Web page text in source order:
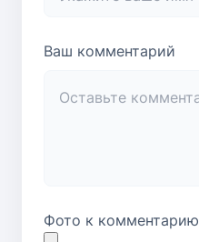
Ваш комментарий
Фото к комментарию